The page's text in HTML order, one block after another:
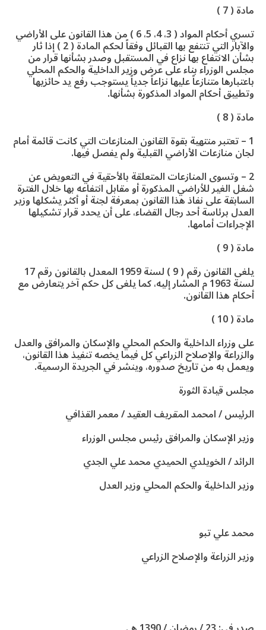
مادة ( 7 )
تسري أحكام المواد ( 3، 4، 5، 6 ) من هذا القانون على الأراضي
والآبار التي تنتفع بها القبائل وفقاً لحكم المادة ( 2 ) إذا ثار
بشأن الانتفاع بها نزاع في المستقبل وصدر بشأنها قرار من
مجلس الوزراء بناء على عرض وزير الداخلية والحكم المحلي
باعتبارها متنازعاً عليها نزاعاً جدياً يستوجب رفع يد حائزيها
وتطبيق أحكام المواد المذكورة بشأنها.
مادة ( 8 )
1 – تعتبر منتهية بقوة القانون المنازعات التي كانت قائمة أمام
لجان منازعات الأراضي القبلية ولم يفصل فيها.
2 – وتسوى المنازعات المتعلقة بالأحقية في التعويض عن
شغل الغير للأراضي المذكورة أو مقابل انتفاعه بها خلال الفترة
السابقة على نفاذ هذا القانون بمعرفة لجنة أو أكثر يشكلها وزير
العدل برئاسة أحد رجال القضاء، على أن يحدد قرار تشكيلها
الإجراءات أمامها.
مادة ( 9 )
يلغى القانون رقم ( 9 ) لسنة 1959 المعدل بالقانون رقم 17
لسنة 1963 م المشار إليه، كما يلغى كل حكم آخر يتعارض مع
أحكام هذا القانون.
مادة ( 10 )
على وزراء الداخلية والحكم المحلي والإسكان والمرافق والعدل
والزراعة والإصلاح الزراعي كل فيما يخصه تنفيذ هذا القانون،
ويعمل به من تاريخ صدوره، وينشر في الجريدة الرسمية.
مجلس قيادة الثورة
الرئيس / امحمد المقريف العقيد / معمر القذافي
وزير الإسكان والمرافق رئيس مجلس الوزراء
الرائد / الخويلدي الحميدي محمد علي الجدي
وزير الداخلية والحكم المحلي وزير العدل
محمد علي تبو
وزير الزراعة والإصلاح الزراعي